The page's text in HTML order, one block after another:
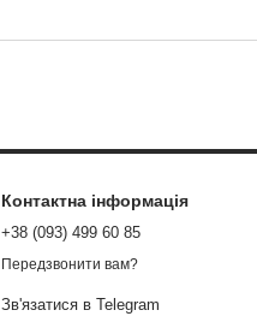
Контактна інформація
+38 (093) 499 60 85
Передзвонити вам?
Зв'язатися в Telegram